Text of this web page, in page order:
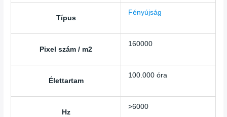
Típus
Fényújság
Pixel szám / m2
160000
Élettartam
100.000 óra
Hz
>6000